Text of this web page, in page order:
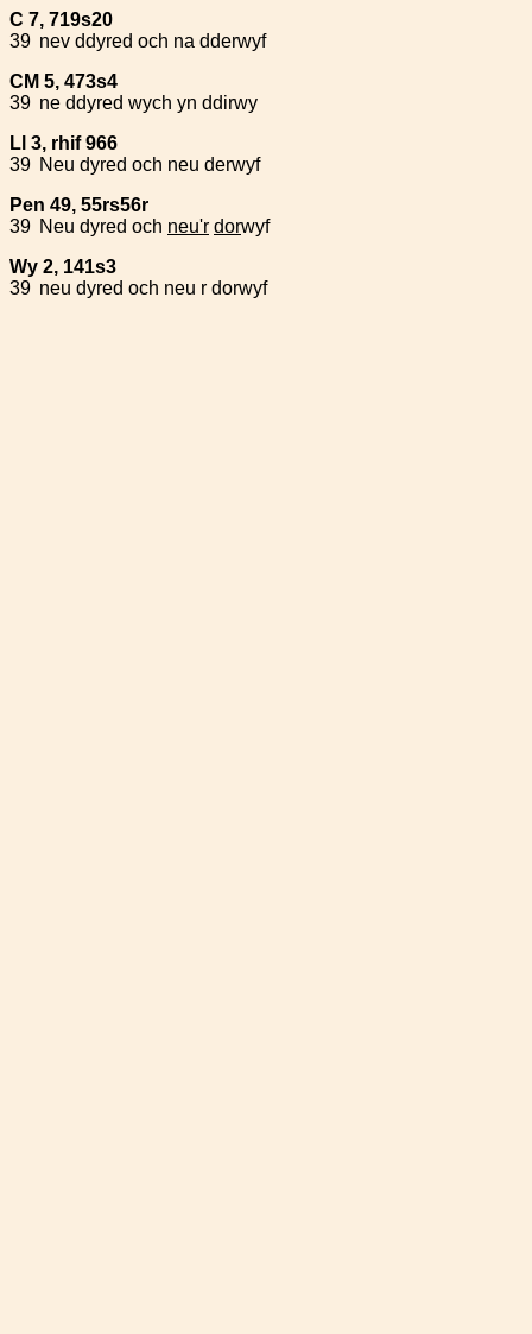
C 7, 719s20
39 nev ddyred och na dderwyf
CM 5, 473s4
39 ne ddyred wych yn ddirwy
Ll 3, rhif 966
39 Neu dyred och neu derwyf
Pen 49, 55rs56r
39 Neu dyred och neu'r dorwyf
Wy 2, 141s3
39 neu dyred och neu r dorwyf